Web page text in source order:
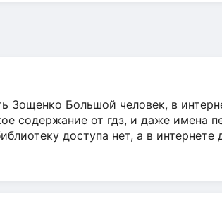
Зощенко Большой человек, в
содержание от гдз, и даже имена
доступа нет, а в интернете